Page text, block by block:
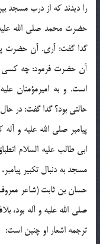
را دیدند که از درب مسجد
حضرت محمد صلی الله
گدا گفت: آری. آن حضرت
آن حضرت فرمود: چه کسی
است. و به امیرمؤمنان
حالتی بود؟ گدا گفت: در
پیامبر صلی الله علیه و
ابی طالب علیه السلام
مسجد به دنبال تکبیر پیامبر،
حسان بن ثابت (شاعر معروف
صلی الله علیه و آله بود،
ترجمه اشعار او چنین است: